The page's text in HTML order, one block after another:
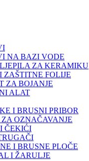
NA BAZI VODE
ZA KERAMIKU
ZAŠTITNE FOLIJE
ZA BOJANJE
ALAT
I BRUSNI PRIBOR
OZNAČAVANJE
ČEKIĆI
I BRUSNE PLOČE
I ŽARULJE